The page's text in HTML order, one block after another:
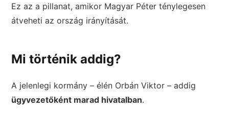
Ez az a pillanat, amikor Magyar Péter ténylegesen
átveheti az ország irányítását.
Mi történik addig?
A jelenlegi kormány – élén Orbán Viktor – addig
ügyvezetőként marad hivatalban.